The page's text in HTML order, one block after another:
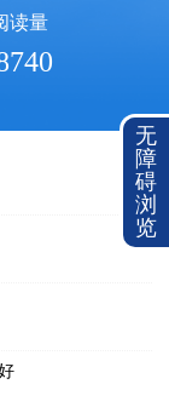
读量
无
障
碍
浏
览